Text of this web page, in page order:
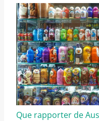
Que rapporter de